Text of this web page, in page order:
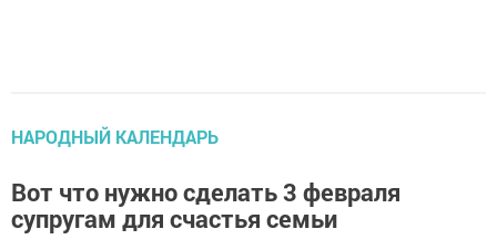
НАРОДНЫЙ КАЛЕНДАРЬ
Вот что нужно сделать 3 февраля
супругам для счастья семьи